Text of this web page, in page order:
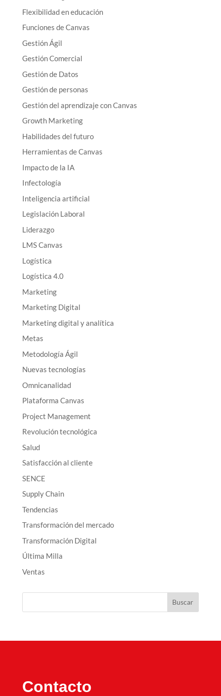
Flexibilidad en educación
Funciones de Canvas
Gestión Ágil
Gestión Comercial
Gestión de Datos
Gestión de personas
Gestión del aprendizaje con Canvas
Growth Marketing
Habilidades del futuro
Herramientas de Canvas
Impacto de la IA
Infectología
Inteligencia artificial
Legislación Laboral
Liderazgo
LMS Canvas
Logística
Logística 4.0
Marketing
Marketing Digital
Marketing digital y analítica
Metas
Metodología Ágil
Nuevas tecnologías
Omnicanalidad
Plataforma Canvas
Project Management
Revolución tecnológica
Salud
Satisfacción al cliente
SENCE
Supply Chain
Tendencias
Transformación del mercado
Transformación Digital
Última Milla
Ventas
Buscar
Contacto